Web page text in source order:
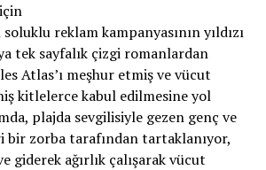
reklam kampanyasının yıldızı
tek sayfalık çizgi romanlardan
Atlas’ı meşhur etmiş ve vücut
kitlelerce kabul edilmesine yol
plajda sevgilisiyle gezen genç ve
bir zorba tarafından tartaklanıyor,
giderek ağırlık çalışarak vücut